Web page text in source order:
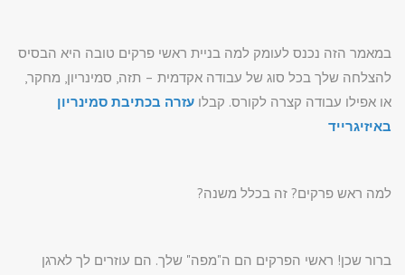
במאמר הזה נכנס לעומק למה בניית ראשי פרקים טובה היא הבסיס
להצלחה שלך בכל סוג של עבודה אקדמית – תזה, סמינריון, מחקר,
או אפילו עבודה קצרה לקורס. קבלו עזרה בכתיבת סמינריון
באיזיגרייד
למה ראש פרקים? זה בכלל משנה?
ברור שכן! ראשי הפרקים הם ה"מפה" שלך. הם עוזרים לך לארגן